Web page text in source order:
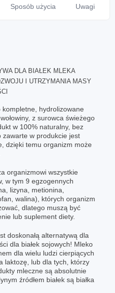
Sposób użycia Uwagi
DLA BIAŁEK MLEKA
I UTRZYMANIA MASY
kompletne, hydrolizowane
z surowca świeżego
w 100% naturalny, bez
zawarte w produkcie jest
dzięki temu organizm może
organizmowi wszystkie
w tym 9 egzogennych
lizyna, metionina,
walina), których organizm
dlatego muszą być
lub suplement diety.
doskonałą alternatywą dla
dla białek sojowych! Mleko
dla wielu ludzi cierpiących
laktozę, lub dla tych, którzy
mleczne są absolutnie
źródłem białek są białka